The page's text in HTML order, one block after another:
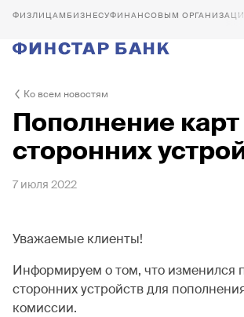
БИЗНЕСУФИНАНСОВЫМ
Ко всем новостям
Пополнение карт
сторонних
7 июля 2022
Уважаемые клиенты!
Информируем о том, что изменился
сторонних устройств для
комиссии.